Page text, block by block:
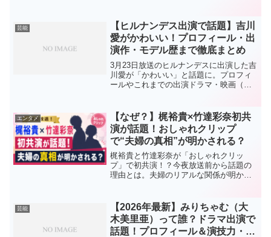
芸能
【ヒルナンデス出演で話題】吉川
愛がかわいい！プロフィール・出
演作・モデル歴まで徹底まとめ
3月23日放送のヒルナンデスに出演した吉
川愛が「かわいい」と話題に。プロフィ
ールやこれまでの出演ドラマ・映画（西
魅力を徹底解説します。
エンタメ
【なぜ？】梶裕貴×竹達彩奈初共
演が話題！おしゃれクリップ
で“夫婦の真相”が明かされる？
梶裕貴と竹達彩奈が「おしゃれクリッ
プ」で初共演！？今夜放送前から話題の
理由とは。夫婦のリアルな関係が明かさ
芸能
【2026年最新】みりちゃむ（大
木美里亜）って誰？ドラマ出演で
話題！プロフィール＆演技力・出